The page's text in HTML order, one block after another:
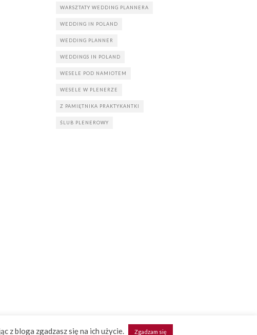
WARSZTATY WEDDING PLANNERA
WEDDING IN POLAND
WEDDING PLANNER
WEDDINGS IN POLAND
WESELE POD NAMIOTEM
WESELE W PLENERZE
Z PAMIĘTNIKA PRAKTYKANTKI
ŚLUB PLENEROWY
z bloga zgadzasz się na ich użycie. Zgadzam się